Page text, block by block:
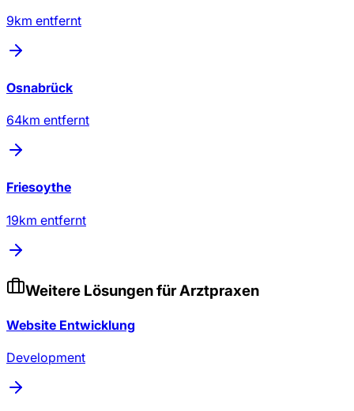
9km entfernt
Osnabrück
64km entfernt
Friesoythe
19km entfernt
Weitere Lösungen fürArztpraxen
Website Entwicklung
Development